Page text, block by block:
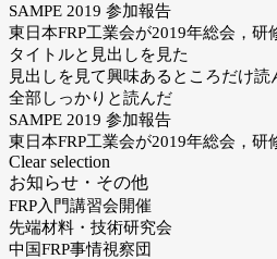
SAMPE 2019 参加報告
東日本FRP工業会が2019年総会，研
タイトルと見出しを見た
見出しを見て興味あるところだけ読
全部しっかりと読んだ
SAMPE 2019 参加報告
東日本FRP工業会が2019年総会，研
Clear selection
お知らせ・その他
FRP入門講習会開催
先端材料・技術研究会
中国FRP事情視察団